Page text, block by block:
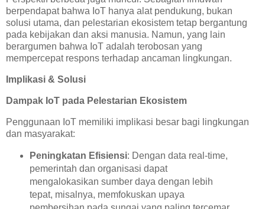
berpendapat bahwa IoT hanya alat pendukung, bukan
solusi utama, dan pelestarian ekosistem tetap bergantung
pada kebijakan dan aksi manusia. Namun, yang lain
berargumen bahwa IoT adalah terobosan yang
mempercepat respons terhadap ancaman lingkungan.
Implikasi & Solusi
Dampak IoT pada Pelestarian Ekosistem
Penggunaan IoT memiliki implikasi besar bagi lingkungan
dan masyarakat:
Peningkatan Efisiensi: Dengan data real-time,
pemerintah dan organisasi dapat
mengalokasikan sumber daya dengan lebih
tepat, misalnya, memfokuskan upaya